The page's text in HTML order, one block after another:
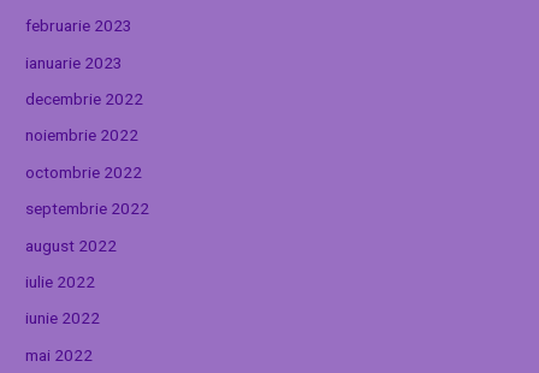
februarie 2023
ianuarie 2023
decembrie 2022
noiembrie 2022
octombrie 2022
septembrie 2022
august 2022
iulie 2022
iunie 2022
mai 2022